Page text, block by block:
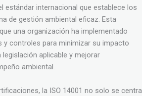
estándar internacional que establece los
de gestión ambiental eficaz. Esta
una organización ha implementado
y controles para minimizar su impacto
aplicable y mejorar
ambiental.
la ISO 14001 no solo se centra